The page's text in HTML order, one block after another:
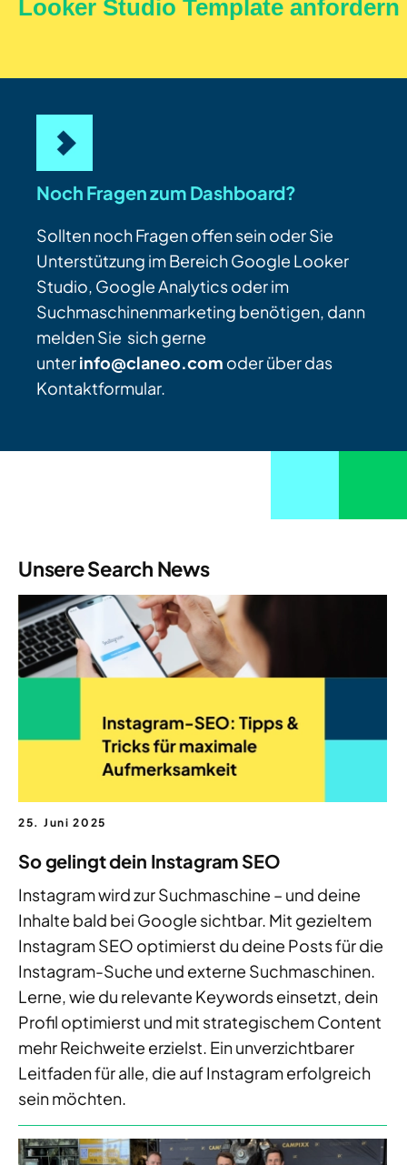
Noch Fragen zum Dashboard?
Sollten noch Fragen offen sein oder Sie
Unterstützung im Bereich Google Looker
Studio, Google Analytics oder im
Suchmaschinenmarketing benötigen, dann
melden Sie sich gerne
unterinfo@claneo.com oder über das
Kontaktformular.
Unsere Search News
25. Juni 2025
So gelingt dein Instagram SEO
Instagram wird zur Suchmaschine – und deine
Inhalte bald bei Google sichtbar. Mit gezieltem
Instagram SEO optimierst du deine Posts für die
Instagram-Suche und externe Suchmaschinen.
Lerne, wie du relevante Keywords einsetzt, dein
Profil optimierst und mit strategischem Content
mehr Reichweite erzielst. Ein unverzichtbarer
Leitfaden für alle, die auf Instagram erfolgreich
sein möchten.